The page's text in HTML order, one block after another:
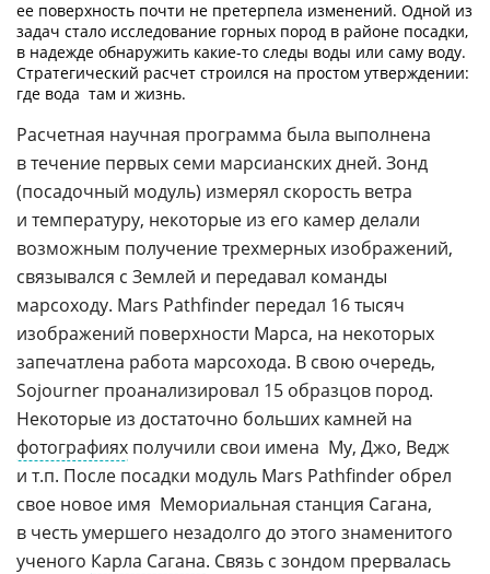
ее поверхность почти не претерпела изменений. Одной из
задач стало исследование горных пород в районе посадки,
в надежде обнаружить какие-то следы воды или саму воду.
Стратегический расчет строился на простом утверждении:
где вода  там и жизнь.
Расчетная научная программа была выполнена
в течение первых семи марсианских дней. Зонд
(посадочный модуль) измерял скорость ветра
и температуру, некоторые из его камер делали
возможным получение трехмерных изображений,
связывался с Землей и передавал команды
марсоходу. Mars Pathfinder передал 16 тысяч
изображений поверхности Марса, на некоторых
запечатлена работа марсохода. В свою очередь,
Sojourner проанализировал 15 образцов пород.
Некоторые из достаточно больших камней на
фотографиях получили свои имена  Му, Джо, Ведж
и т.п. После посадки модуль Mars Pathfinder обрел
свое новое имя  Мемориальная станция Сагана,
в честь умершего незадолго до этого знаменитого
ученого Карла Сагана. Связь с зондом прервалась